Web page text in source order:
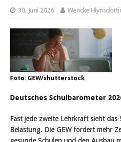
30. Juni 2026 Wencke
Foto: GEW/shutterstock
Deutsches Schulbarometer
Fast jede zweite Lehrkraft sieht
Belastung. Die GEW fordert mehr
gesunde Schulen und den Ausbau